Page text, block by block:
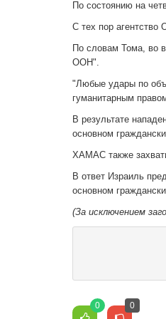
По состоянию на
С тех пор агентство
По словам Тома, во
ООН".
"Любые удары по
гуманитарным
В результате
основном
ХАМАС также
В ответ Израиль
основном
(За исключением
0 0